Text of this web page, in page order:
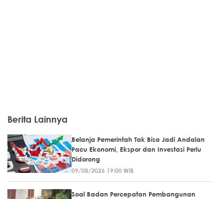
Berita Lainnya
Belanja Pemerintah Tak Bisa Jadi Andalan
Pacu Ekonomi, Ekspor dan Investasi Perlu
Didorong
09/08/2026 19:00 WIB
Soal Badan Percepatan Pembangunan